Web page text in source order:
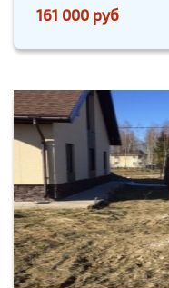
161 000 руб